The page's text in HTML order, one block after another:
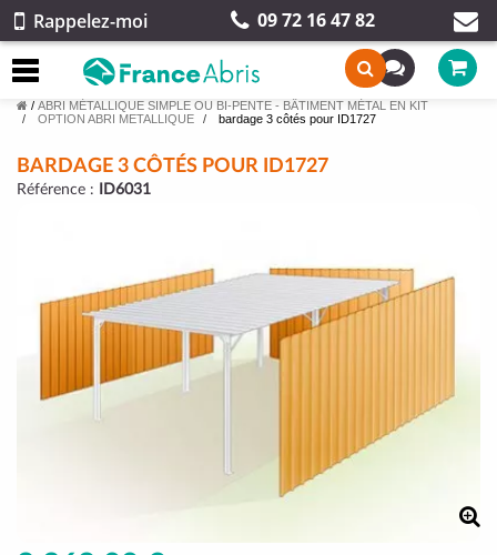
Rappelez-moi 09 72 16 47 82
/ ABRI MÉTALLIQUE SIMPLE OU BI-PENTE - BÂTIMENT MÉTAL EN KIT
OPTION ABRI METALLIQUE
bardage 3 côtés pour ID1727
BARDAGE 3 CÔTÉS POUR ID1727
Référence : ID6031